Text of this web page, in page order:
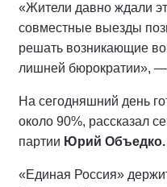
«Жители давно ждали
совместные выезды
решать возникающие
лишней бюрократии», —
На сегодняшний день
около 90%, рассказал
партии Юрий Объедко.
«Единая Россия»